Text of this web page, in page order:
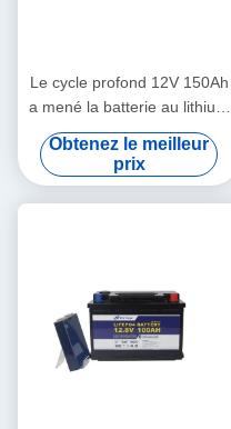
Le cycle profond 12V 150Ah
a mené la batterie au lithium
légère rechargeable pour le
réverbère rv
Obtenez le meilleur
prix